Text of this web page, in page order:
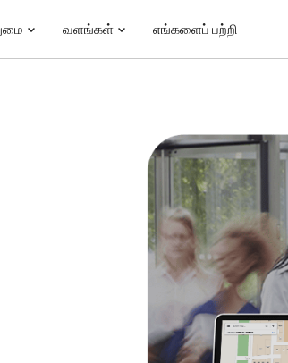
வளங்கள் எங்களைப் பற்றி